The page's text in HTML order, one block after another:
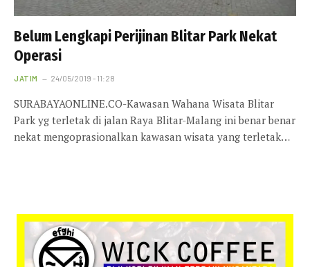
Belum Lengkapi Perijinan Blitar Park Nekat
Operasi
JATIM 24/05/2019 - 11:28
SURABAYAONLINE.CO-Kawasan Wahana Wisata Blitar
Park yg terletak di jalan Raya Blitar-Malang ini benar benar
nekat mengoprasionalkan kawasan wisata yang terletak…